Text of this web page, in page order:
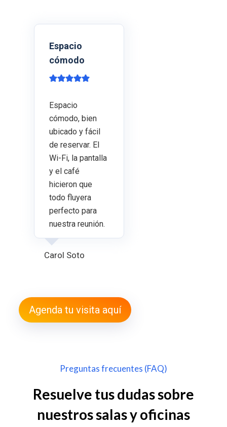
Espacio
cómodo
Espacio
cómodo, bien
ubicado y fácil
de reservar. El
Wi-Fi, la pantalla
y el café
hicieron que
todo fluyera
perfecto para
nuestra reunión.
Carol Soto
Agenda tu visita aquí
Preguntas frecuentes (FAQ)
Resuelve tus dudas sobre
nuestros salas y oficinas